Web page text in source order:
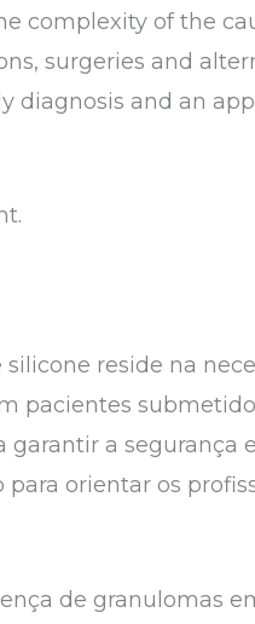
complexity of the
surgeries and
diagnosis and an
reside na
pacientes
garantir a segurança
orientar os
de granulomas